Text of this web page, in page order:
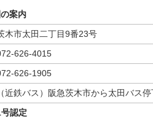
案内
木市太田二丁目9番23号
626-4015
626-1905
（近鉄バス）阪急茨木市から太田バス
号認定